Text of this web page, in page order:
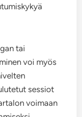
tai
voi myös
sessiot
voimaan